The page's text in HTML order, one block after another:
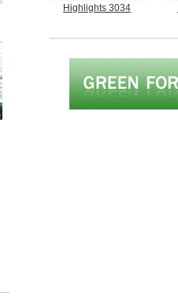
Highlights 3034